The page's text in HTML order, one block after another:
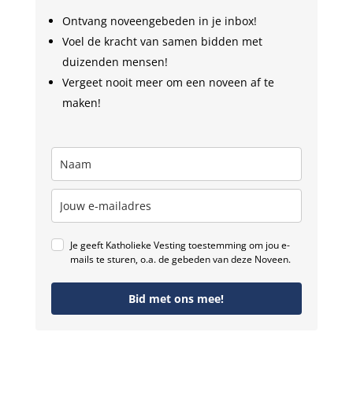
Ontvang noveengebeden in je inbox!
Voel de kracht van samen bidden met
duizenden mensen!
Vergeet nooit meer om een noveen af te
maken!
Je geeft Katholieke Vesting toestemming om jou e-
mails te sturen, o.a. de gebeden van deze Noveen.
Bid met ons mee!